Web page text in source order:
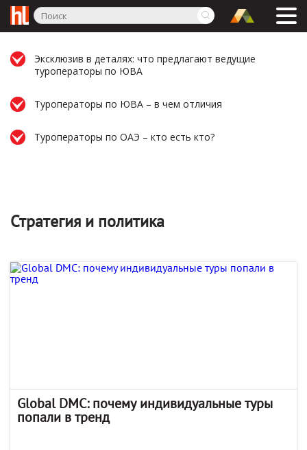
Эксклюзив в деталях: что предлагают ведущие
туроператоры по ЮВА
Туроператоры по ЮВА – в чем отличия
Туроператоры по ОАЭ – кто есть кто?
Стратегия и политика
Global DMC: почему индивидуальные туры
попали в тренд